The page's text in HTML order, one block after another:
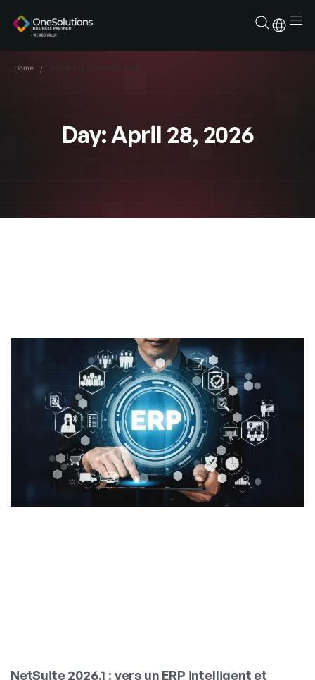
content
Home Archives for April 28, 2026
Day: April 28, 2026
NetSuite 2026.1 : vers un ERP intelligent et